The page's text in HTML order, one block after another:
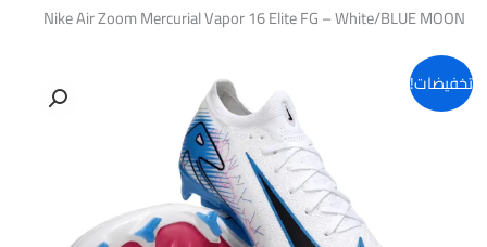
Nike Air Zoom Mercurial Vapor 16 Elite FG – White/BLUE MOON
تخفيضات!
كمية
Nike